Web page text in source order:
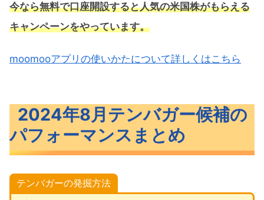
今なら無料で口座開設すると人気の米国株がもらえる
キャンペーンをやっています。
moomooアプリの使いかたについて詳しくはこちら
2024年8月テンバガー候補の
パフォーマンスまとめ
テンバガーの発掘方法